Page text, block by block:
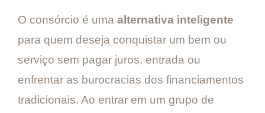
O consórcio é uma alternativa inteligente
para quem deseja conquistar um bem ou
serviço sem pagar juros, entrada ou
enfrentar as burocracias dos financiamentos
tradicionais. Ao entrar em um grupo de